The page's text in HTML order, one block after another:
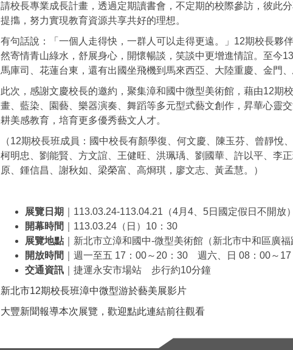
請校長專業成長計畫，透過定期讀書會，不定期的校際參訪，彼此
提㩦，努力實現教育資源共享共好的理想。
有句話說：「一個人走得快，一群人可以走得更遠。」12期校長夥
然寄情青山綠水，舒展身心，開懷暢談，笑談中更增進情誼。至今
馬庫司、花蓮台東，還有出國坐飛機到馬來西亞、大陸重慶、金門
此次，感謝文慶校長的邀約，聚集漳和國中微型美術館，藉由12期
畫、藍染、園藝、樂器演奏、舞蹈等多元型式藝文創作，昇華心靈
耕美感教育，培育更多優秀藝文人才。
（12期校長班成員：國中校長有顏學復、何文慶、陳玉芬、曾靜悅
柯明忠、劉能賢、方文誼、王健旺、洪珮瑀、劉國華、許以平、李
原、鍾信昌、謝秋如、梁榮富、高烱琪，廖文志、黃孟慧。）
展覽日期
｜113.03.24-113.04.21（4月4、5日國定假日不開放）
開幕時間
｜113.03.24（日）10：30
展覽地點 ｜新北市立漳和國中-微型美術館（新北市中和區廣福
開放時間
｜週一至五 17：00～20：30 週六、日 08：00～
交通資訊 ｜捷運永安市場站 步行約10分鐘
新北市12期校長班漳中微型游於藝美展影片
大豐新聞報導本次展覽，歡迎點此連結前往觀看